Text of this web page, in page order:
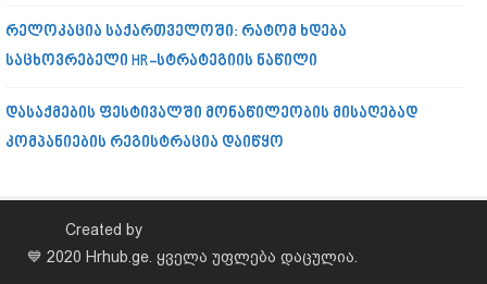
რელოკაცია საქართველოში: რატომ ხდება
საცხოვრებელი HR-სტრატეგიის ნაწილი
დასაქმების ფესტივალში მონაწილეობის მისაღებად
კომპანიების რეგისტრაცია დაიწყო
Created by
💙 2020 Hrhub.ge. ყველა უფლება დაცულია.